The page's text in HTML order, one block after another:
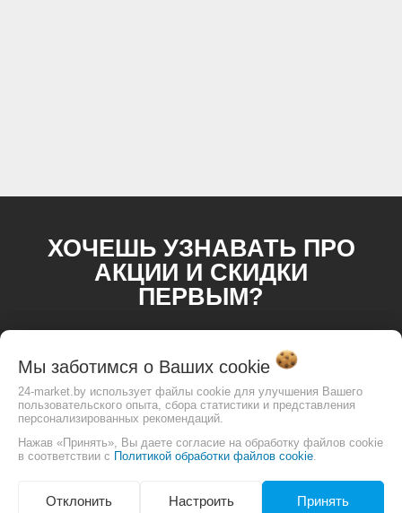
ХОЧЕШЬ УЗНАВАТЬ ПРО
АКЦИИ И СКИДКИ
ПЕРВЫМ?
Мы заботимся о Ваших cookie
24-market.by использует файлы cookie для улучшения Вашего
пользовательского опыта, сбора статистики и представления
персонализированных рекомендаций.
Нажав «Принять», Вы даете согласие на обработку файлов cookie
в соответствии с Политикой обработки файлов cookie
Отклонить Настроить Принять